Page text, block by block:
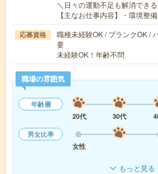
＼日々の運動不足も解消でき
【主なお仕事内容】・環境整
応募資格
職種未経験OK / ブランクOK /
要
未経験OK！年齢不問
職場の雰囲気
年齢層
20代
30代
男女比率
女性
もっと見る